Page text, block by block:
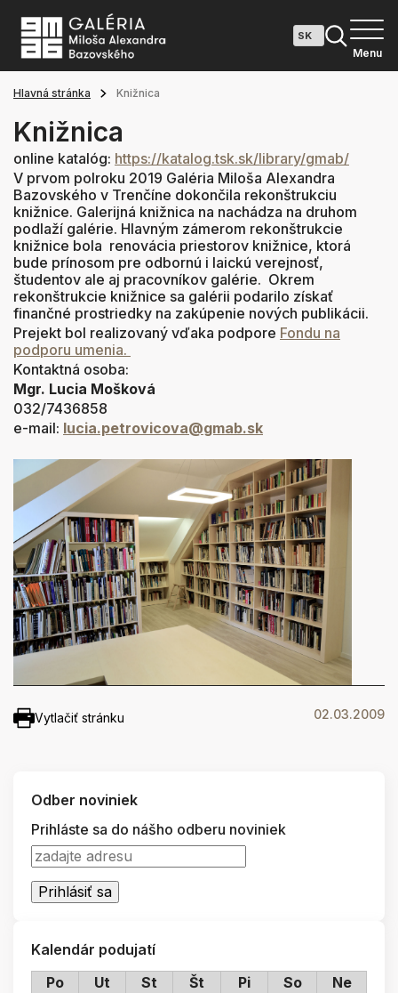
Menu
Hlavná stránka Knižnica
Knižnica
online katalóg: https://katalog.tsk.sk/library/gmab/
V prvom polroku 2019 Galéria Miloša Alexandra
Bazovského v Trenčíne dokončila rekonštrukciu
knižnice. Galerijná knižnica na nachádza na druhom
podlaží galérie. Hlavným zámerom rekonštrukcie
knižnice bola renovácia priestorov knižnice, ktorá
bude prínosom pre odbornú i laickú verejnosť,
študentov ale aj pracovníkov galérie. Okrem
rekonštrukcie knižnice sa galérii podarilo získať
finančné prostriedky na zakúpenie nových publikácii.
Prejekt bol realizovaný vďaka podpore Fondu na
podporu umenia.
Kontaktná osoba:
Mgr. Lucia Mošková
032/7436858
e-mail: lucia.petrovicova@gmab.sk
Vytlačiť stránku 02.03.2009
Odber noviniek
Prihláste sa do nášho odberu noviniek
Kalendár podujatí
Po
Ut St Št Pi So Ne